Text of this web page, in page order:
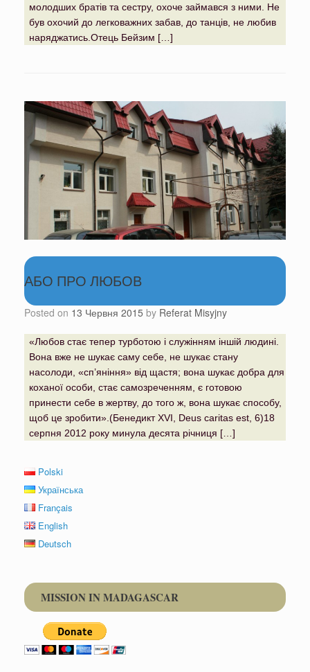
молодших братів та сестру, охоче займався з ними. Не
був охочий до легковажних забав, до танців, не любив
наряджатись.Отець Бейзим […]
АБО ПРО ЛЮБОВ
Posted on 13 Червня 2015 by Referat Misyjny
«Любов стає тепер турботою і служінням іншій людині.
Вона вже не шукає саму себе, не шукає стану
насолоди, «сп’яніння» від щастя; вона шукає добра для
коханої особи, стає самозреченням, є готовою
принести себе в жертву, до того ж, вона шукає способу,
щоб це зробити».(Бенедикт XVI, Deus caritas est, 6)18
серпня 2012 року минула десята річниця […]
Polski
Українська
Français
English
Deutsch
MISSION IN MADAGASCAR